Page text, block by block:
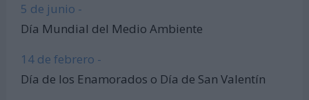
5 de junio -
Día Mundial del Medio Ambiente
14 de febrero -
Día de los Enamorados o Día de San Valentín